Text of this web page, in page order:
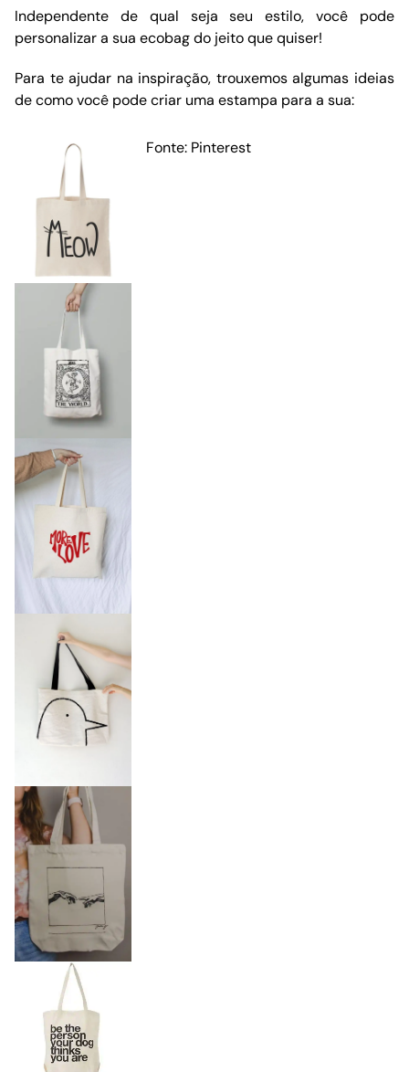
Independente de qual seja seu estilo, você pode
personalizar a sua ecobag do jeito que quiser!
Para te ajudar na inspiração, trouxemos algumas ideias
de como você pode criar uma estampa para a sua:
Fonte: Pinterest